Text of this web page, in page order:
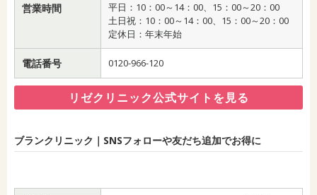
営業時間
平日：10：00～14：00、15：00～20：00
土日祝：10：00～14：00、15：00～20：00
定休日：年末年始
電話番号 0120-966-120
リゼクリニック公式サイトを見る
ブランクリニック｜SNSフォローや友だち追加でお得に